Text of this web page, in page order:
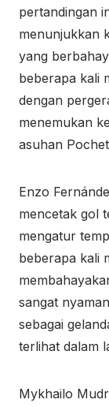
pertandingan
menunjukkan
yang
beberapa kali
dengan
menemukan
asuhan
Enzo
mencetak gol
mengatur
beberapa kali
sangat
sebagai
terlihat dalam
Mykhailo